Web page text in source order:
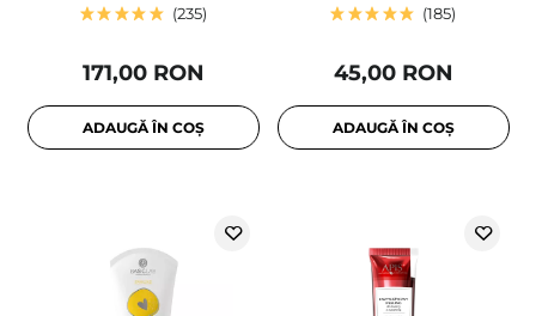
235
171,00 RON
ADAUGĂ ÎN COȘ
185
45,00 RON
ADAUGĂ ÎN COȘ